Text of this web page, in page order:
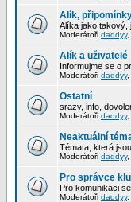
Alík,
Alíka jako takový,
Moderátoři daddyy,
Alík a uživatelé
Informujme se o
Moderátoři daddyy,
Ostatní
srazy, info,
Moderátoři daddyy,
Neaktuální
Témata, která
Moderátoři daddyy,
Pro správce
Pro komunikaci
Moderátoři daddyy,